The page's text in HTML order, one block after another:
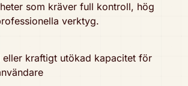
som kräver full kontroll, hög
verktyg.
eller kraftigt utökad kapacitet för